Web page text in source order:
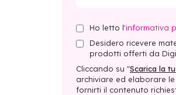
Ho letto l'informativa
Desidero ricevere
prodotti offerti da
Cliccando su "Scarica la
archiviare ed elaborare
fornirti il ​​contenuto